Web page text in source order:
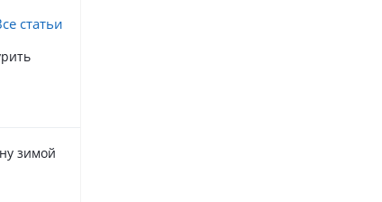
статьи
зимой